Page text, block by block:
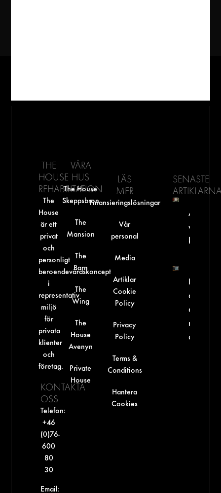
THE
HOUSE
REHABILITATION
The
House
är ett
privat
och
personligt
beroendevårdskoncept
i
representativ
miljö
för
privata
klienter
och
företag.
KONTAKTA
OSS
Telefon:
+46
(0)76-
600
80
30‬
Email:
VÅRA
HUS
The House
Skeppsbron
The
Mansion
The
Barn
The
Wing
The
House
Avenyn
Private
House
LÄS
MER
Finansieringslösningar
Vår
personal
Media
Artiklar
Cookie
Policy
Privacy
Policy
Terms &
Conditions
Hantera
Cookies
SENASTE
vid
kan vi
Kan
dricka
alkohol
man äter